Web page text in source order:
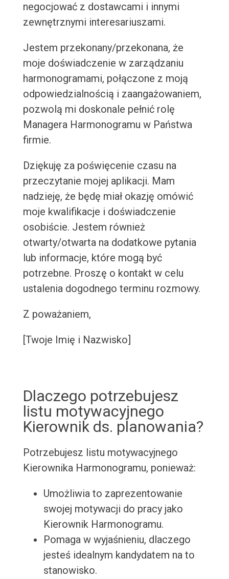
negocjować z dostawcami i innymi
zewnętrznymi interesariuszami.
Jestem przekonany/przekonana, że
moje doświadczenie w zarządzaniu
harmonogramami, połączone z moją
odpowiedzialnością i zaangażowaniem,
pozwolą mi doskonale pełnić rolę
Managera Harmonogramu w Państwa
firmie.
Dziękuję za poświęcenie czasu na
przeczytanie mojej aplikacji. Mam
nadzieję, że będę miał okazję omówić
moje kwalifikacje i doświadczenie
osobiście. Jestem również
otwarty/otwarta na dodatkowe pytania
lub informacje, które mogą być
potrzebne. Proszę o kontakt w celu
ustalenia dogodnego terminu rozmowy.
Z poważaniem,
[Twoje Imię i Nazwisko]
Dlaczego potrzebujesz
listu motywacyjnego
Kierownik ds. planowania?
Potrzebujesz listu motywacyjnego
Kierownika Harmonogramu, ponieważ:
Umożliwia to zaprezentowanie
swojej motywacji do pracy jako
Kierownik Harmonogramu.
Pomaga w wyjaśnieniu, dlaczego
jesteś idealnym kandydatem na to
stanowisko.